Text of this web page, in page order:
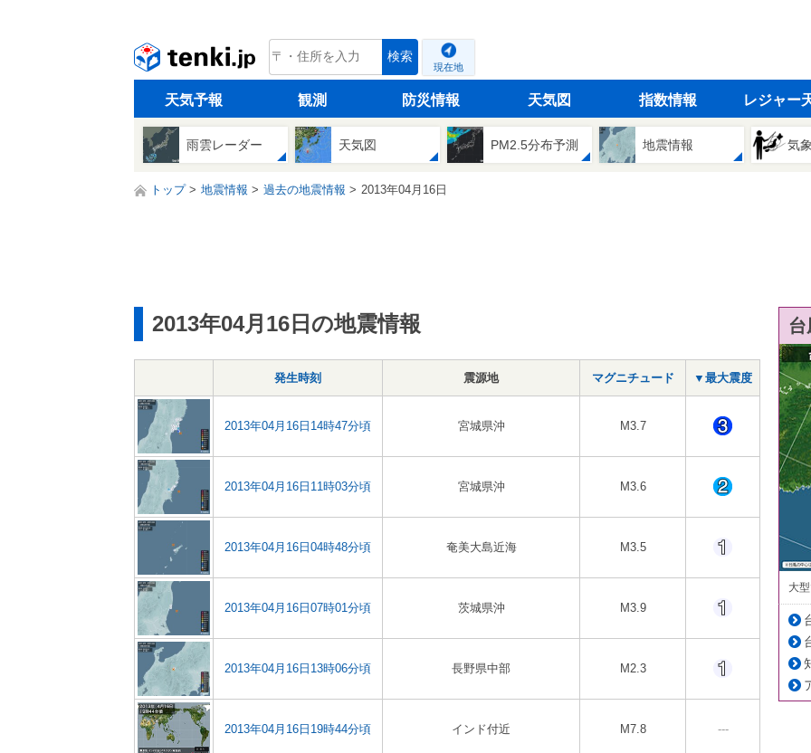
tenki.jp 検索
現在地
天気予報 観測 防災情報 天気図 指数情報 レジャー
雨雲レーダー 天気図 PM2.5分布予測 地震情報 気
トップ 地震情報 過去の地震情報 2013年04月16日
2013年04月16日の地震情報
発生時刻 震源地 マグニチュード ▼最大震度
2013年04月16日14時47分頃 宮城県沖 M3.7
2013年04月16日11時03分頃 宮城県沖 M3.6
2013年04月16日04時48分頃 奄美大島近海 M3.5
2013年04月16日07時01分頃 茨城県沖 M3.9
2013年04月16日13時06分頃 長野県中部 M2.3
2013年04月16日19時44分頃 インド付近 M7.8 ---
大